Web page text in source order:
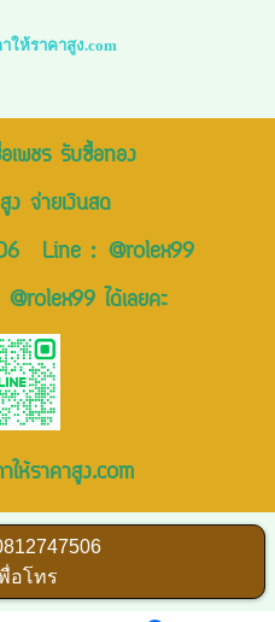
ให้ราคาสูง.com
เพชร รับซื้อทอง
ง จ่ายเงินสด
Line : @rolex99
ได้เลยคะ
ห้ราคาสูง.com
อโทร